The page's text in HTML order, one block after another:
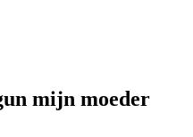
mijn moeder